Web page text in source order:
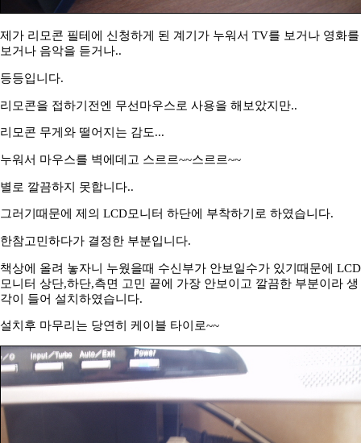
제가 리모콘 필테에 신청하게 된 계기가 누워서 TV를 보거나 영화를
보거나 음악을 듣거나..
등등입니다.
리모콘을 접하기전엔 무선마우스로 사용을 해보았지만..
리모콘 무게와 떨어지는 감도...
누워서 마우스를 벽에데고 스르르~~스르르~~
별로 깔끔하지 못합니다..
그러기때문에 제의 LCD모니터 하단에 부착하기로 하였습니다.
한참고민하다가 결정한 부분입니다.
책상에 올려 놓자니 누웠을때 수신부가 안보일수가 있기때문에 LCD
모니터 상단,하단,측면 고민 끝에 가장 안보이고 깔끔한 부분이라 생
각이 들어 설치하였습니다.
설치후 마무리는 당연히 케이블 타이로~~